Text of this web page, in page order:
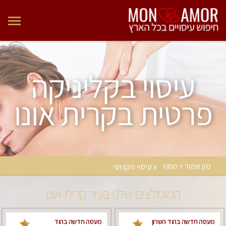
עיסוי בקליניקה
פרטית בקרית אונו
מון אמור > מחוז x עיסוי מקצועי
המומלצים שלנו בעיר קרית אונו
מעסה חדשה בהוד השרון
מעסה חדשה בהוד